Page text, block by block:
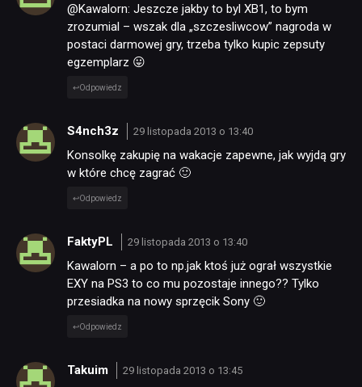
@Kawalorn: Jeszcze jakby to byl XB1, to bym
zrozumial – wszak dla „szczesliwcow” nagroda w
postaci darmowej gry, trzeba tylko kupic zepsuty
egzemplarz 😛
Odpowiedz
S4nch3z 29 listopada 2013 o 13:40
Konsolkę zakupię na wakacje zapewne, jak wyjdą gry
w które chcę zagrać 🙂
Odpowiedz
FaktyPL 29 listopada 2013 o 13:40
Kawalorn – a po to np.jak ktoś już ograł wszystkie
EXY na PS3 to co mu pozostaje innego?? Tylko
przesiadka na nowy sprzęcik Sony 🙂
Odpowiedz
Takuim 29 listopada 2013 o 13:45